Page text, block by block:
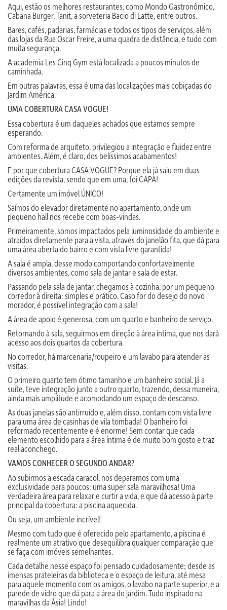
Aqui, estão os melhores restaurantes, como Mondo Gastronômico,
Cabana Burger, Tanit, a sorveteria Bacio di Latte, entre outros.
Bares, cafés, padarias, farmácias e todos os tipos de serviços, além
das lojas da Rua Oscar Freire, a uma quadra de distância, e tudo com
muita segurança.
A academia Les Cinq Gym está localizada a poucos minutos de
caminhada.
Em outras palavras, essa é uma das localizações mais cobiçadas do
Jardim América.
UMA COBERTURA CASA VOGUE!
Essa cobertura é um daqueles achados que estamos sempre
esperando.
Com reforma de arquiteto, privilegiou a integração e fluidez entre
ambientes. Além, é claro, dos belíssimos acabamentos!
E por que cobertura CASA VOGUE? Porque ela já saiu em duas
edições da revista, sendo que em uma, foi CAPA!
Certamente um imóvel ÚNICO!
Saímos do elevador diretamente no apartamento, onde um
pequeno hall nos recebe com boas-vindas.
Primeiramente, somos impactados pela luminosidade do ambiente e
atraídos diretamente para a vista, através do janelão fita, que dá para
uma área aberta do bairro e com vista livre garantida!
A sala é ampla, desse modo comportando confortavelmente
diversos ambientes, como sala de jantar e sala de estar.
Passando pela sala de jantar, chegamos à cozinha, por um pequeno
corredor à direita: simples e prático. Caso for do desejo do novo
morador, é possível integração com a sala!
A área de apoio é generosa, com um quarto e banheiro de serviço.
Retornando à sala, seguirmos em direção à área íntima, que nos dará
acesso aos dois quartos da cobertura.
No corredor, há marcenaria/roupeiro e um lavabo para atender as
visitas.
O primeiro quarto tem ótimo tamanho e um banheiro social. Já a
suíte, teve integração junto a outro quarto, trazendo, dessa maneira,
ainda mais amplitude e acomodando um espaço de descanso.
As duas janelas são antirruído e, além disso, contam com vista livre
para uma área de casinhas de vila tombada! O banheiro foi
reformado recentemente e é enorme! Sem contar que cada
elemento escolhido para a área íntima é de muito bom gosto e traz
real aconchego.
VAMOS CONHECER O SEGUNDO ANDAR?
Ao subirmos a escada caracol, nos deparamos com uma
exclusividade para poucos: uma super sala maravilhosa! Uma
verdadeira área para relaxar e curtir a vida, e que dá acesso à parte
principal da cobertura: a piscina aquecida.
Ou seja, um ambiente incrível!
Mesmo com tudo que é oferecido pelo apartamento, a piscina é
realmente um atrativo que desequilibra qualquer comparação que
se faça com imóveis semelhantes.
Cada detalhe nesse espaço foi pensado cuidadosamente; desde as
imensas prateleiras da biblioteca e o espaço de leitura, até mesa
para aquele momento com os amigos, o lavabo na parte superior, e a
parede de vidro que dá para a área do jardim. Tudo inspirado na
maravilhas da Ásia! Lindo!